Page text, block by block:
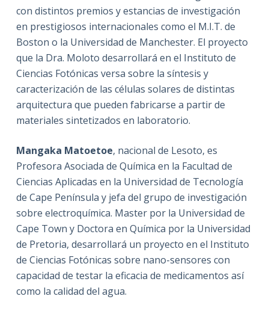
con distintos premios y estancias de investigación
en prestigiosos internacionales como el M.I.T. de
Boston o la Universidad de Manchester. El proyecto
que la Dra. Moloto desarrollará en el Instituto de
Ciencias Fotónicas versa sobre la síntesis y
caracterización de las células solares de distintas
arquitectura que pueden fabricarse a partir de
materiales sintetizados en laboratorio.
Mangaka Matoetoe, nacional de Lesoto, es
Profesora Asociada de Química en la Facultad de
Ciencias Aplicadas en la Universidad de Tecnología
de Cape Península y jefa del grupo de investigación
sobre electroquímica. Master por la Universidad de
Cape Town y Doctora en Química por la Universidad
de Pretoria, desarrollará un proyecto en el Instituto
de Ciencias Fotónicas sobre nano-sensores con
capacidad de testar la eficacia de medicamentos así
como la calidad del agua.